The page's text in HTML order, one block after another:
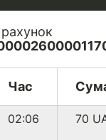
Час
02:06 70